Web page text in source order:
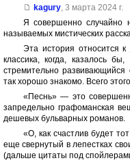
kagury, 3 марта 2024 г.
Я совершенно случайно
называемых мистических
Эта история относится
классика, когда, казалось
стремительно
так хорошо знакомо. Всего
«Песнь» — это
запредельно графоманская
дешевых бульварных романов.
«О, как счастлив будет
еще свернутый в лепестках
(дальше цитаты под